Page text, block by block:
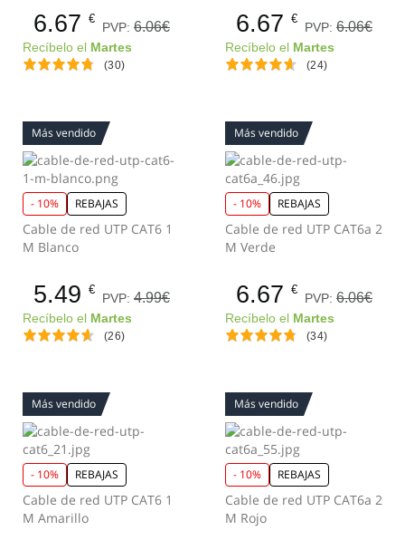
6.67 €
PVP: 6.06€
Recíbelo el Martes
(30)
6.67 €
PVP: 6.06€
Recíbelo el Martes
(24)
Más vendido
- 10% REBAJAS
Cable de red UTP CAT6 1
M Blanco
5.49 €
PVP: 4.99€
Recíbelo el Martes
(26)
Más vendido
- 10% REBAJAS
Cable de red UTP CAT6a 2
M Verde
6.67 €
PVP: 6.06€
Recíbelo el Martes
(34)
Más vendido
- 10% REBAJAS
Cable de red UTP CAT6 1
M Amarillo
Más vendido
- 10% REBAJAS
Cable de red UTP CAT6a 2
M Rojo